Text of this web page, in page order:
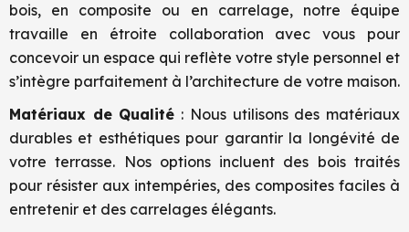
bois, en composite ou en carrelage, notre équipe
travaille en étroite collaboration avec vous pour
concevoir un espace qui reflète votre style personnel et
s’intègre parfaitement à l’architecture de votre maison.
Matériaux de Qualité : Nous utilisons des matériaux
durables et esthétiques pour garantir la longévité de
votre terrasse. Nos options incluent des bois traités
pour résister aux intempéries, des composites faciles à
entretenir et des carrelages élégants.